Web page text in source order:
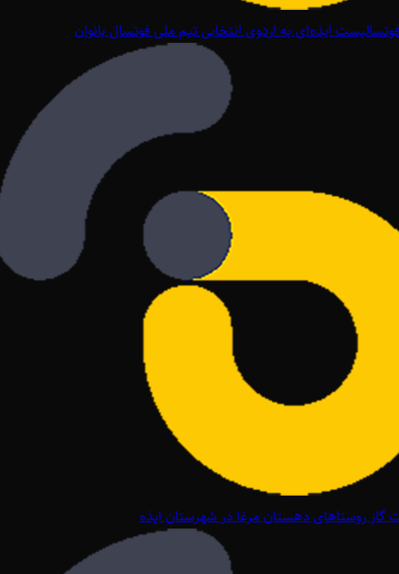
روستاهای دهستان مرغا در شهرستان ایذه